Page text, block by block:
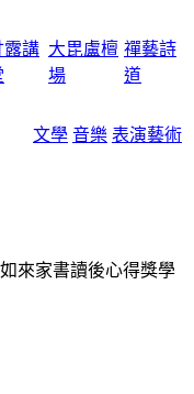
露講 大毘盧檀
場
禪藝詩
道
文學 音樂 表演藝術
來家書讀後心得獎學